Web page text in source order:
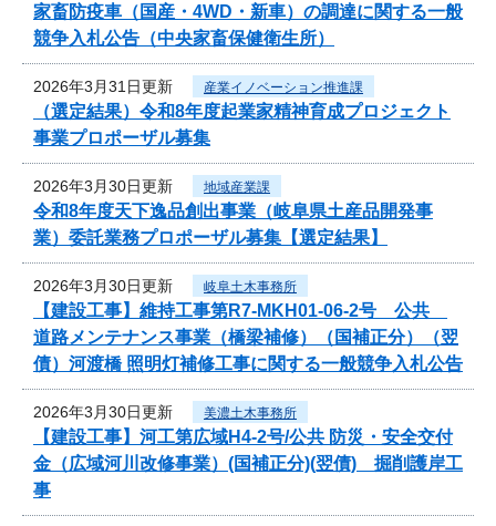
家畜防疫車（国産・4WD・新車）の調達に関する一般
競争入札公告（中央家畜保健衛生所）
2026年3月31日更新 産業イノベーション推進課
（選定結果）令和8年度起業家精神育成プロジェクト
事業プロポーザル募集
2026年3月30日更新 地域産業課
令和8年度天下逸品創出事業（岐阜県土産品開発事
業）委託業務プロポーザル募集【選定結果】
2026年3月30日更新 岐阜土木事務所
【建設工事】維持工事第R7-MKH01-06-2号 公共
道路メンテナンス事業（橋梁補修）（国補正分）（翌
債）河渡橋 照明灯補修工事に関する一般競争入札公告
2026年3月30日更新 美濃土木事務所
【建設工事】河工第広域H4-2号/公共 防災・安全交付
金（広域河川改修事業）(国補正分)(翌債) 掘削護岸工
事